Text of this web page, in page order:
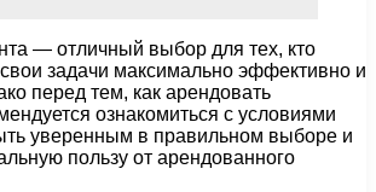
— отличный выбор для тех, кто
задачи максимально эффективно и
перед тем, как арендовать
ознакомиться с условиями
уверенным в правильном выборе и
пользу от арендованного